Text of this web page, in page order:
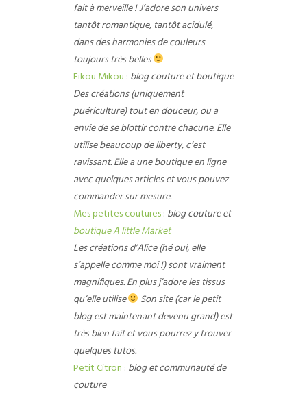
fait à merveille ! J’adore son univers
tantôt romantique, tantôt acidulé,
dans des harmonies de couleurs
toujours très belles
Fikou Mikou : blog couture et boutique
Des créations (uniquement
puériculture) tout en douceur, ou a
envie de se blottir contre chacune. Elle
utilise beaucoup de liberty, c’est
ravissant. Elle a une boutique en ligne
avec quelques articles et vous pouvez
commander sur mesure.
Mes petites coutures: blog couture et
boutique A little Market
Les créations d’Alice (hé oui, elle
s’appelle comme moi !) sont vraiment
magnifiques. En plus j’adore les tissus
qu’elle utilise
Son site (car le petit
blog est maintenant devenu grand) est
très bien fait et vous pourrez y trouver
quelques tutos.
Petit Citron : blog et communauté de
couture